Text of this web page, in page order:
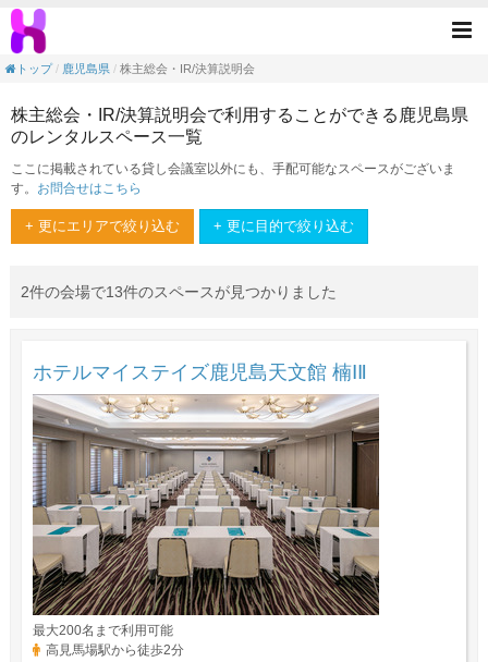
株主総会・IR/決算説明会の目的で利用で
トップ
鹿児島県 株主総会・IR/決算説明会
株主総会・IR/決算説明会で利用することができる鹿児島県
のレンタルスペース一覧
ここに掲載されている貸し会議室以外にも、手配可能なスペースがございま
す。 お問合せはこちら
+ 更にエリアで絞り込む + 更に目的で絞り込む
2件の会場で13件のスペースが見つかりました
ホテルマイステイズ鹿児島天文館 楠ⅠⅡ
最大200名まで利用可能
高見馬場駅から徒歩2分